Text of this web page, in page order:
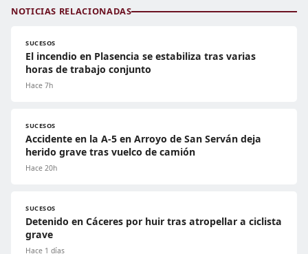
NOTICIAS RELACIONADAS
SUCESOS
El incendio en Plasencia se estabiliza tras varias
horas de trabajo conjunto
Hace 7h
SUCESOS
Accidente en la A-5 en Arroyo de San Serván deja
herido grave tras vuelco de camión
Hace 20h
SUCESOS
Detenido en Cáceres por huir tras atropellar a ciclista
grave
Hace 1 días